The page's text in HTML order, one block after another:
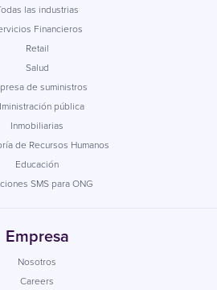
las industrias
Financieros
Retail
Salud
de suministros
pública
Inmobiliarias
de Recursos Humanos
Educación
SMS para ONG
Empresa
Nosotros
Careers